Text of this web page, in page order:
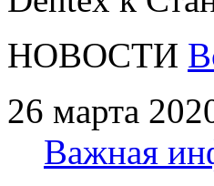
НОВОСТИ
26 марта
Важная